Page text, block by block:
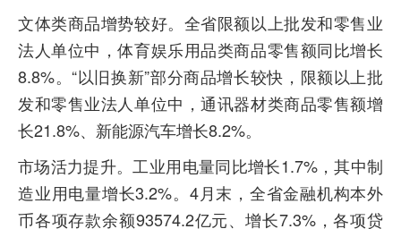
文体类商品增势较好。全省限额以上批发和零售业
法人单位中，体育娱乐用品类商品零售额同比增长
8.8%。“以旧换新”部分商品增长较快，限额以上批
发和零售业法人单位中，通讯器材类商品零售额增
长21.8%、新能源汽车增长8.2%。
市场活力提升。工业用电量同比增长1.7%，其中制
造业用电量增长3.2%。4月末，全省金融机构本外
币各项存款余额93574.2亿元、增长7.3%，各项贷